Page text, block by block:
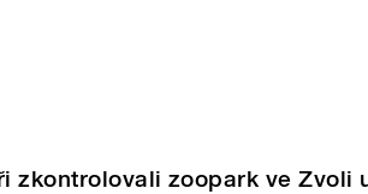
zkontrolovali zoopark ve Zvoli